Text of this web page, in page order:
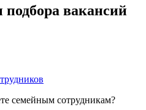
вакансий
семейным сотрудникам?